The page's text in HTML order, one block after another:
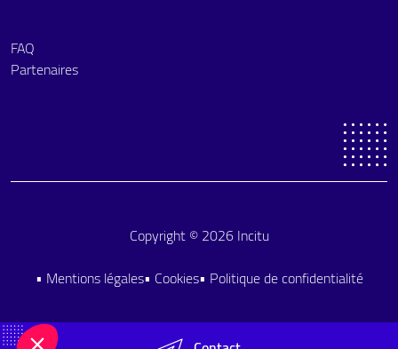
FAQ
Partenaires
Copyright © 2026 Incitu
• Mentions légales• Cookies• Politique de confidentialité